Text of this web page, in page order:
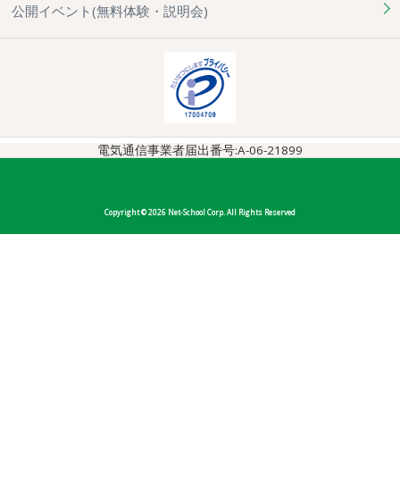
公開イベント(無料体験・説明会)
電気通信事業者届出番号:A-06-21899
Copyright © 2026 Net-School Corp. All Rights Reserved